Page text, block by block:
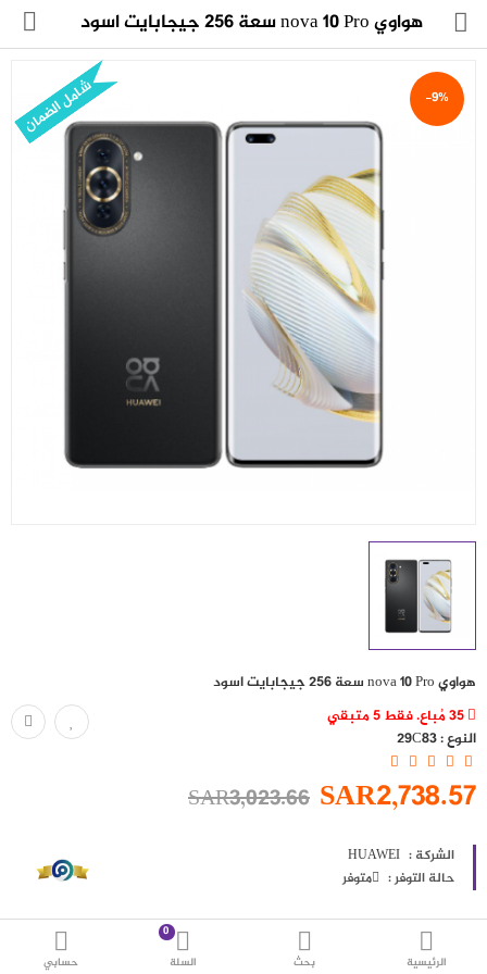
الكترونيات
العناية الشخصية
اكسسوارات
العروض
منوع
شرائح بيانات ومكالمات
مقارنة
اللغات
الرئيسية بحث
0
السلة
حسابي
هواوي‎‎ ‎nova ‎10‎ Pro‎ ‎سعة 256 جيجابايت‎‎ اسود
-9% شامل الضمان
هواوي‎‎ ‎nova ‎10‎ Pro‎ ‎سعة 256 جيجابايت‎‎ اسود
النوع :29C83
SAR2,738.57
SAR3,023.66
الشركة : HUAWEI
حالة التوفر :
متوفر